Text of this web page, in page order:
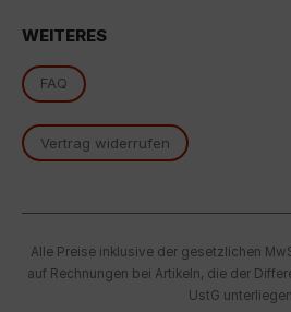
WEITERES
FAQ
Vertrag widerrufen
Alle Preise inklusive der gesetzlichen
auf Rechnungen bei Artikeln, die der
UstG
"Cookie-Einstellungen" ändern,
der Seite finden. Ergänzende
in unseren
Wir nutzen Google Analytics, um
Analyse und statistische
Google LLC übermittelt und die
verarbeitet, die von Google zu
Profilbildung und zur
Nutzungsdaten verwendet